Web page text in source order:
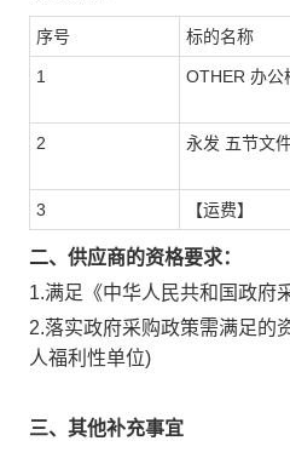
序号 标的名称
1 OTHER 办公
2 永发 五节文
3 【运费】
二、供应商的资格要求：
1.满足《中华人民共和国政府
2.落实政府采购政策需满足的
人福利性单位)
三、其他补充事宜